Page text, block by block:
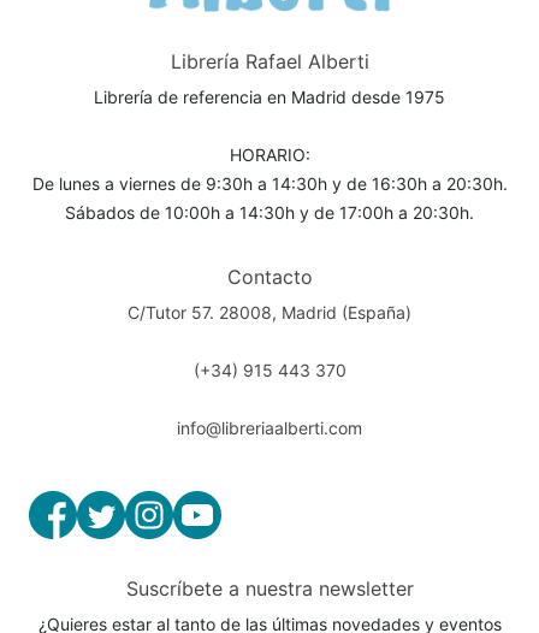
Librería Rafael Alberti
Librería de referencia en Madrid desde 1975
HORARIO:
De lunes a viernes de 9:30h a 14:30h y de 16:30h a 20:30h.
Sábados de 10:00h a 14:30h y de 17:00h a 20:30h.
Contacto
C/Tutor 57. 28008, Madrid (España)
(+34) 915 443 370
info@libreriaalberti.com
Suscríbete a nuestra newsletter
¿Quieres estar al tanto de las últimas novedades y eventos